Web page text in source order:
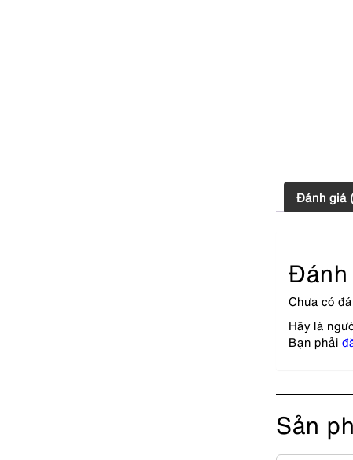
Đánh giá
Đánh
Chưa có
Hãy là
Bạn phải
Sản